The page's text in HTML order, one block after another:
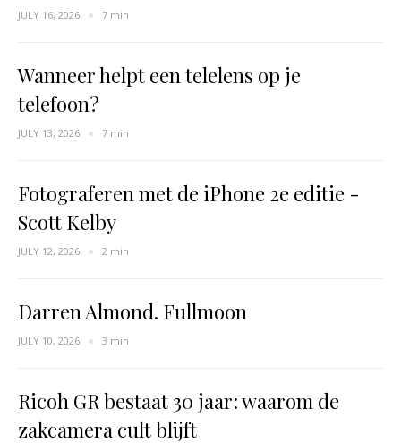
JULY 16, 2026 7 min
Wanneer helpt een telelens op je
telefoon?
JULY 13, 2026 7 min
Fotograferen met de iPhone 2e editie -
Scott Kelby
JULY 12, 2026 2 min
Darren Almond. Fullmoon
JULY 10, 2026 3 min
Ricoh GR bestaat 30 jaar: waarom de
zakcamera cult blijft